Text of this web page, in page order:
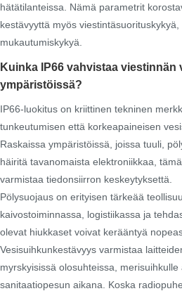
hätätilanteissa. Nämä parametrit
kestävyyttä myös
mukautumiskykyä.
Kuinka IP66 vahvistaa viestinnän
ympäristöissä?
IP66-luokitus on kriittinen tekninen
tunkeutumisen että korkeapaineisen
Raskaissa ympäristöissä, joissa tuuli,
häiritä tavanomaista elektroniikkaa,
varmistaa tiedonsiirron keskeytyksettä.
Pölysuojaus on erityisen tärkeää
kaivostoiminnassa, logistiikassa ja
olevat hiukkaset voivat kerääntyä
Vesisuihkunkestävyys varmistaa
myrskyisissä olosuhteissa,
sanitaatiopesun aikana. Koska